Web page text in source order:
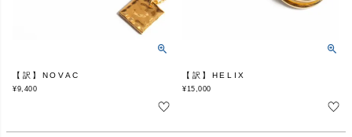
【訳】NOVAC
¥9,400
【訳】HELIX
¥15,000